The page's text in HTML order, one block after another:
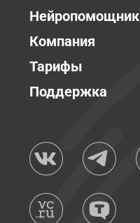
Нейропомощник
Компания
Тарифы
Поддержка